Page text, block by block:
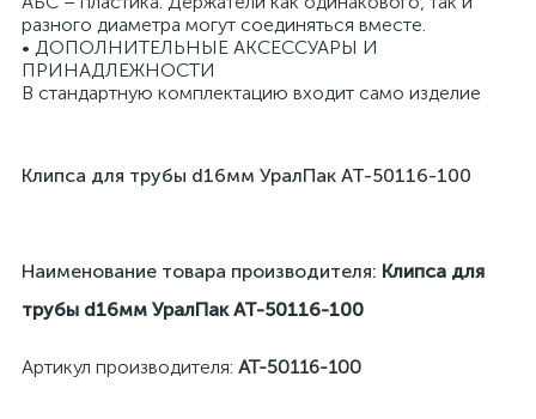
разного диаметра могут соединяться вместе.
• ДОПОЛНИТЕЛЬНЫЕ АКСЕССУАРЫ И
ПРИНАДЛЕЖНОСТИ
В стандартную комплектацию входит само изделие
Клипса для трубы d16мм УралПак АТ-50116-100
Наименование товара производителя: Клипса для
трубы d16мм УралПак АТ-50116-100
Артикул производителя: АТ-50116-100